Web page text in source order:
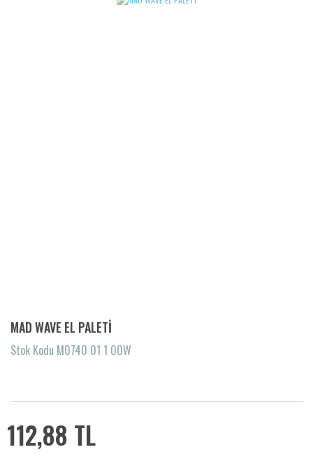
MAD WAVE EL PALETİ
Stok Kodu M0740 01 1 00W
112,88 TL